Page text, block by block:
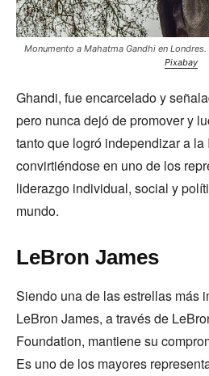
Monumento a Mahatma Gandhi en Londres.
Pixabay
Ghandi, fue encarcelado y
pero nunca dejó de promover y
tanto que logró independizar a la
convirtiéndose en uno de los
liderazgo individual, social y
mundo.
LeBron James
Siendo una de las estrellas más
LeBron James, a través de
Foundation, mantiene su
Es uno de los mayores